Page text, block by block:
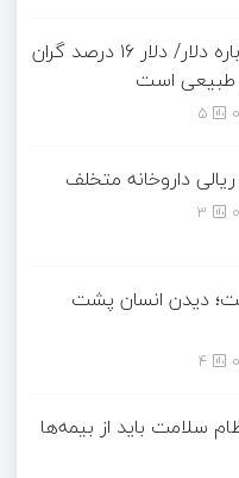
اظهارات همتی درباره دلار/ دلار ۱۶ درصد گران
طبیعی است
5
3
دیدن انسان پشت
4
سلامت باید از بیمه‌ها